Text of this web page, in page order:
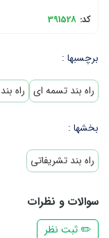
کد: 391528
برچسبها :
راه بند تسمه ای راه
بخشها :
راه بند تشریفاتی
سوالات و نظرات
✏️ ثبت نظر